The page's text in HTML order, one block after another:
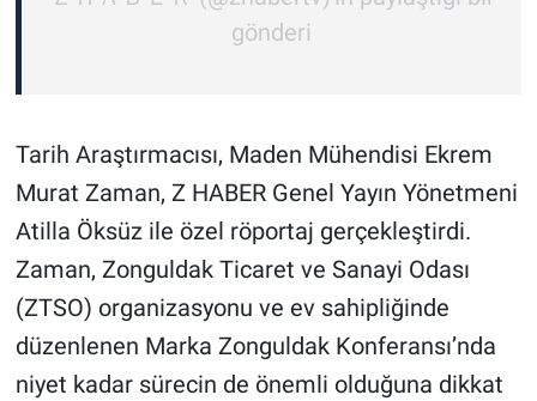
gönderi
Tarih Araştırmacısı, Maden Mühendisi Ekrem
Murat Zaman, Z HABER Genel Yayın Yönetmeni
Atilla Öksüz ile özel röportaj gerçekleştirdi.
Zaman, Zonguldak Ticaret ve Sanayi Odası
(ZTSO) organizasyonu ve ev sahipliğinde
düzenlenen Marka Zonguldak Konferansı’nda
niyet kadar sürecin de önemli olduğuna dikkat